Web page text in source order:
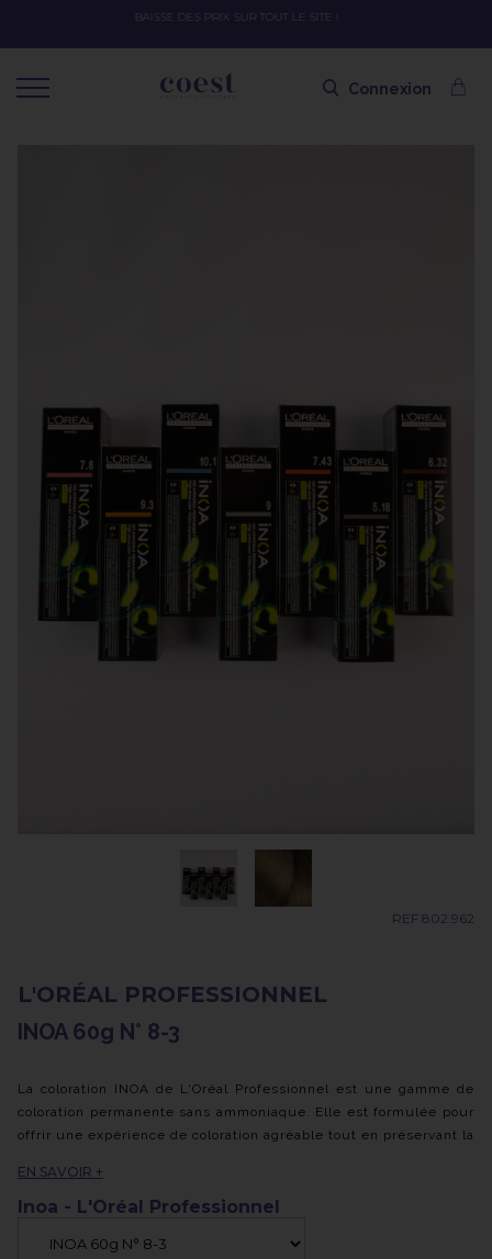
OFFRE SPÉCIALE SOLAIRE SKEYMZEE ! SOIN HYDRATANT + SPRAY + SHAMPOING =
Connexion
REF 802.962
L'ORÉAL PROFESSIONNEL
INOA 60g N° 8-3
La coloration INOA de L'Oréal Professionnel est une gamme de
coloration permanente sans ammoniaque. Elle est formulée pour
offrir une expérience de coloration agréable tout en préservant la
Voici quelques caractéristiques clés de la coloration INOA :
traditionnelles, INOA ne contient pas d'ammoniaque, ce qui
EN SAVOIR +
Inoa - L'Oréal Professionnel